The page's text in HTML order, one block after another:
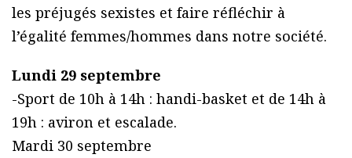
les préjugés sexistes et faire réfléchir à
l’égalité femmes/hommes dans notre société.
Lundi 29 septembre
-Sport de 10h à 14h : handi-basket et de 14h à
19h : aviron et escalade.
Mardi 30 septembre